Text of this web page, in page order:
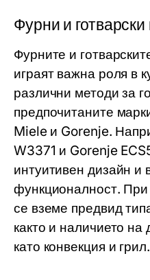
Фурни и готварски
Фурните и
играят важна роля в
различни методи за
предпочитаните
Mieleи Gorenje.
W3371 и Gorenje
интуитивен дизайн и
функционалност.
се вземе предвид
както и наличието
като конвекция и грил.